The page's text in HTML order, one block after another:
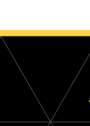
단 수준측량